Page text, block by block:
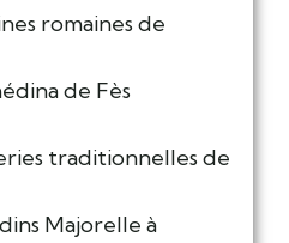
romaines de
de Fès
traditionnelles de
Majorelle à